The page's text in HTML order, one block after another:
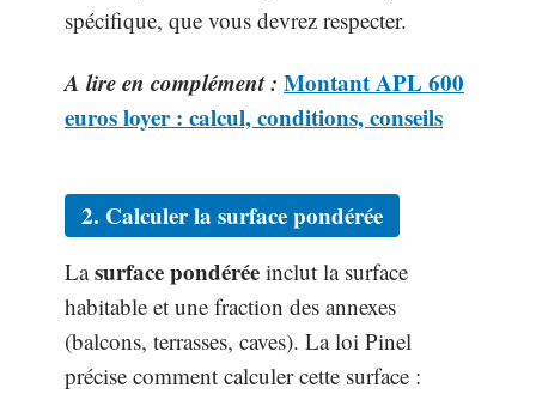
spécifique, que vous devrez respecter.
A lire en complément : Montant APL 600
euros loyer : calcul, conditions, conseils
2. Calculer la surface pondérée
Lasurface pondérée inclut la surface
habitable et une fraction des annexes
(balcons, terrasses, caves). La loi Pinel
précise comment calculer cette surface :